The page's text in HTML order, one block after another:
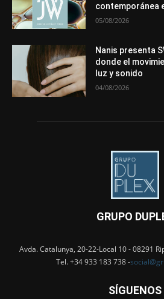
contemporánea
05/08/2026
Nanis presenta
donde el
luz y sonido
04/08/2026
GRUPO
Avda. Catalunya, 20-22-Local 10 - 08291
Tel. +34 933 183 738 -
SÍGUENOS